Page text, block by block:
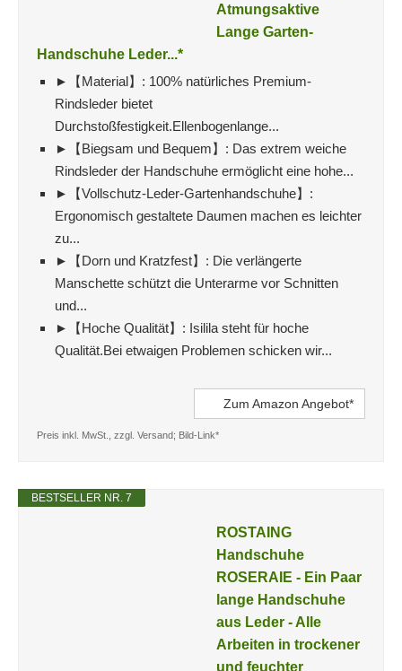
Atmungsaktive
Lange Garten-
Handschuhe Leder...*
►【Material】: 100% natürliches Premium-
Rindsleder bietet
Durchstoßfestigkeit.Ellenbogenlange...
►【Biegsam und Bequem】: Das extrem weiche
Rindsleder der Handschuhe ermöglicht eine hohe...
►【Vollschutz-Leder-Gartenhandschuhe】:
Ergonomisch gestaltete Daumen machen es leichter
zu...
►【Dorn und Kratzfest】: Die verlängerte
Manschette schützt die Unterarme vor Schnitten
und...
►【Hoche Qualität】: Isilila steht für hoche
Qualität.Bei etwaigen Problemen schicken wir...
Zum Amazon Angebot*
Preis inkl. MwSt., zzgl. Versand; Bild-Link*
BESTSELLER NR. 7
ROSTAING
Handschuhe
ROSERAIE - Ein Paar
lange Handschuhe
aus Leder - Alle
Arbeiten in trockener
und feuchter